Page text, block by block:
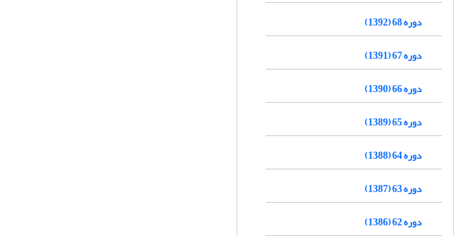
دوره 68 (1392)
دوره 67 (1391)
دوره 66 (1390)
دوره 65 (1389)
دوره 64 (1388)
دوره 63 (1387)
دوره 62 (1386)